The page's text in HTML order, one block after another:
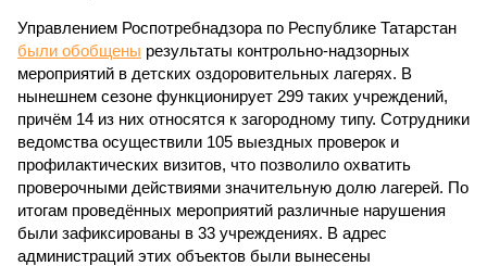
Управлением Роспотребнадзора по Республике Татарстан
были обобщены результаты контрольно-надзорных
мероприятий в детских оздоровительных лагерях. В
нынешнем сезоне функционирует 299 таких учреждений,
причём 14 из них относятся к загородному типу. Сотрудники
ведомства осуществили 105 выездных проверок и
профилактических визитов, что позволило охватить
проверочными действиями значительную долю лагерей. По
итогам проведённых мероприятий различные нарушения
были зафиксированы в 33 учреждениях. В адрес
администраций этих объектов были вынесены